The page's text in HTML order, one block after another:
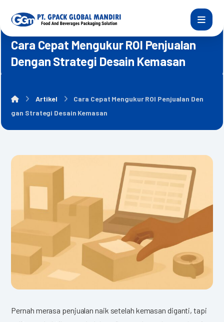
Cara Cepat Mengukur ROI Penjualan
Dengan Strategi Desain Kemasan
Artikel
Cara Cepat Mengukur ROI Penjualan Den
gan Strategi Desain Kemasan
Pernah merasa penjualan naik setelah kemasan diganti, tapi